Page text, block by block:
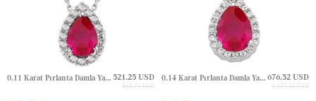
0.11 Karat Pırlanta Damla Yakut Halo Altın Kolye 521.25 USD
868.75 USD
0.14 Karat Pırlanta Damla Yakut Halo Altın Kolye 676.52 USD
1,127.53 USD